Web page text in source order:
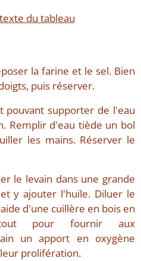
du tableau
la farine et le sel. Bien
puis réserver.
supporter de l'eau
Remplir d'eau tiède un bol
les mains. Réserver le
le levain dans une grande
y ajouter l'huile. Diluer le
d'une cuillère en bois en
pour fournir aux
un apport en oxygène
prolifération.